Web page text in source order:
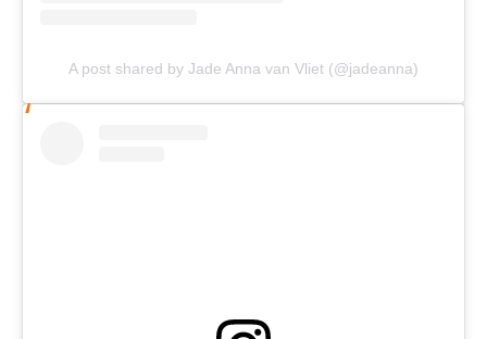
A post shared by Jade Anna van Vliet (@jadeanna)